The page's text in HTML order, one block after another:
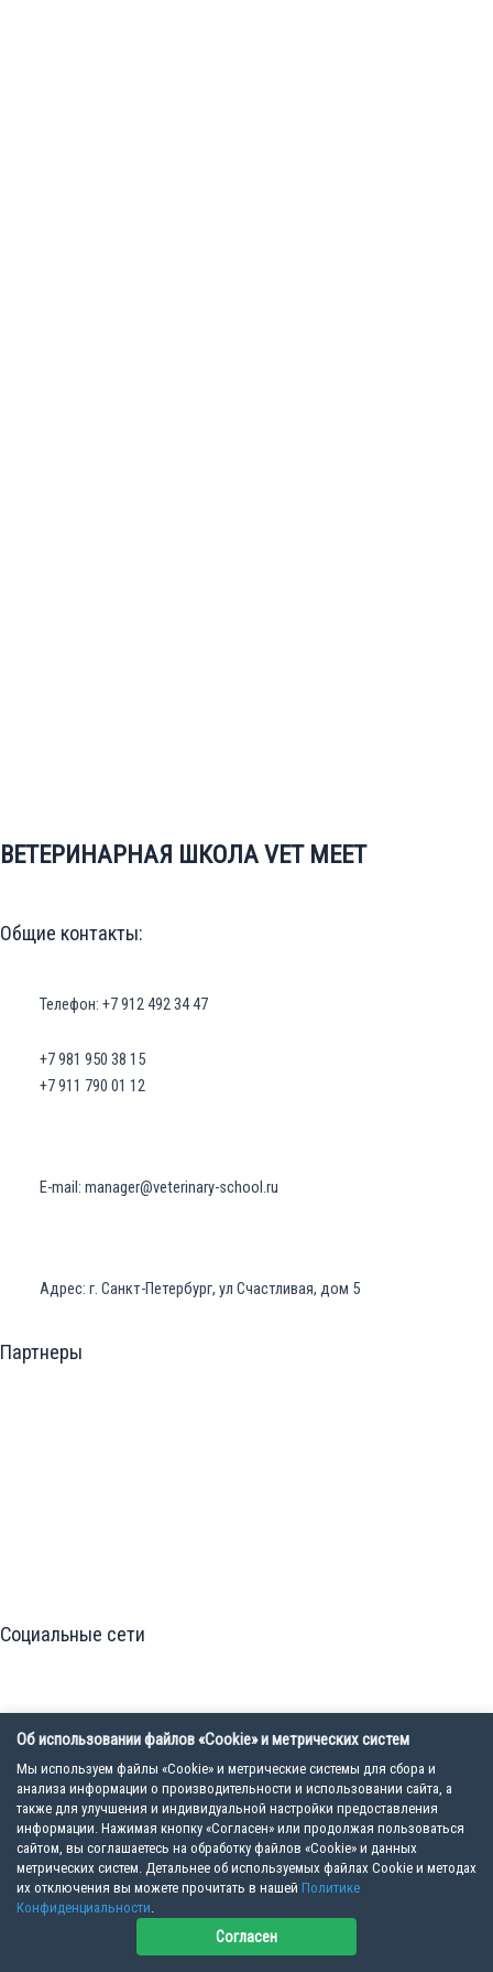
ВЕТЕРИНАРНАЯ ШКОЛА VET MEET
Общие контакты:
Телефон: +7 912 492 34 47
+7 981 950 38 15
+7 911 790 01 12
E-mail: manager@veterinary-school.ru
Адрес: г. Санкт-Петербург, ул Счастливая, дом 5
Партнеры
Социальные сети
Политика конфиденциальности
Пользовательское соглашение
Copyright © 2026 Ветеринарная школа VET MEET | ООО "ВМ", ИНН 7805824035
Об использовании файлов «Cookie» и метрических систем
Мы используем файлы «Cookie» и метрические системы для сбора и
анализа информации о производительности и использовании сайта, а
также для улучшения и индивидуальной настройки предоставления
информации. Нажимая кнопку «Согласен» или продолжая пользоваться
сайтом, вы соглашаетесь на обработку файлов «Cookie» и данных
метрических систем. Детальнее об используемых файлах Cookie и методах
их отключения вы можете прочитать в нашей Политике
Конфиденциальности.
Согласен